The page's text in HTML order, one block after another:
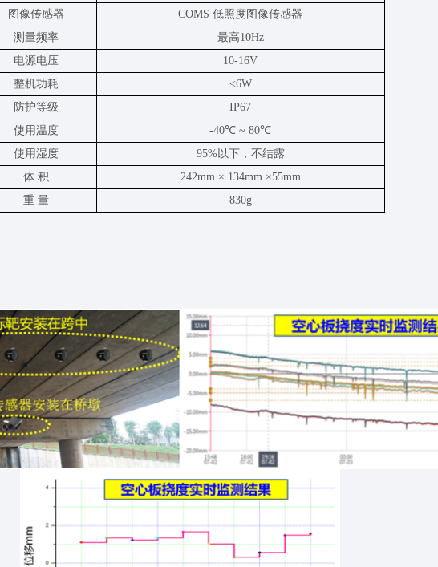
图像传感器
COMS 低照度图像传感器
测量频率
最高10Hz
电源电压
10-16V
整机功耗
<6W
防护等级
IP67
使用温度
-40℃ ~ 80℃
使用湿度
95%以下，不结露
体 积 242mm × 134mm ×55mm
重 量 830g